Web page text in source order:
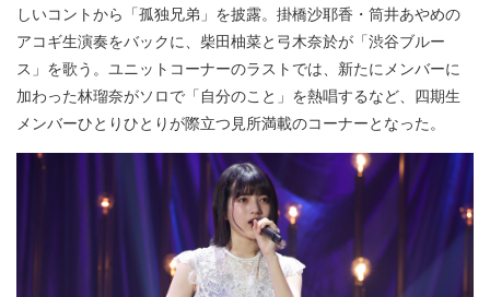
しいコントから「孤独兄弟」を披露。掛橋沙耶香・筒井あやめの
アコギ生演奏をバックに、柴田柚菜と弓木奈於が「渋谷ブルー
ス」を歌う。ユニットコーナーのラストでは、新たにメンバーに
加わった林瑠奈がソロで「自分のこと」を熱唱するなど、四期生
メンバーひとりひとりが際立つ見所満載のコーナーとなった。